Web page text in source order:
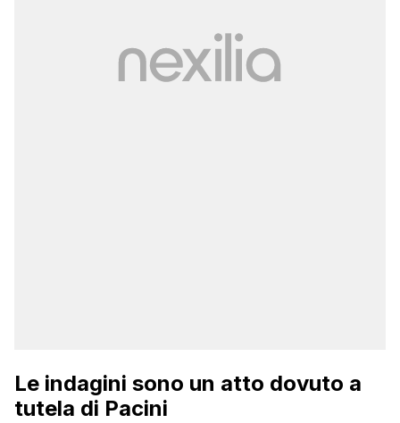
Le indagini sono un atto dovuto a
tutela di Pacini